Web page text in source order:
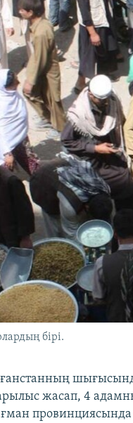
бірі.
жасап, 4